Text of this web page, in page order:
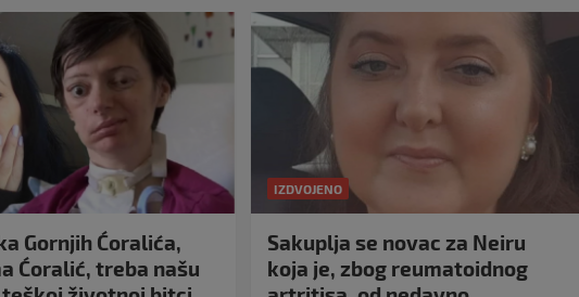
Gornjih Ćoralića,
Ćoralić, treba našu
IZDVOJENO
Sakuplja se novac za Neiru
koja je, zbog reumatoidnog